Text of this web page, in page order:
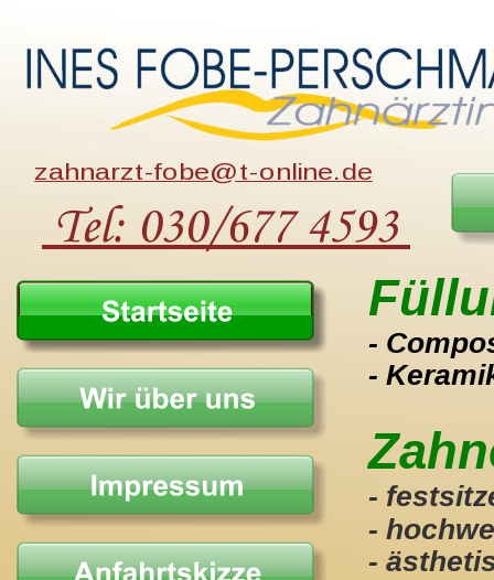
-
-
-
-
-
Tel: 030/677 4593
zahnarzt-fobe@t-online.de